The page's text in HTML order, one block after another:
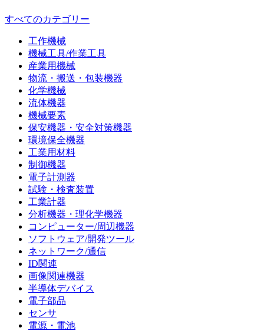
すべてのカテゴリー
工作機械
機械工具/作業工具
産業用機械
物流・搬送・包装機器
化学機械
流体機器
機械要素
保安機器・安全対策機器
環境保全機器
工業用材料
制御機器
電子計測器
試験・検査装置
工業計器
分析機器・理化学機器
コンピューター/周辺機器
ソフトウェア/開発ツール
ネットワーク/通信
ID関連
画像関連機器
半導体デバイス
電子部品
センサ
電源・電池